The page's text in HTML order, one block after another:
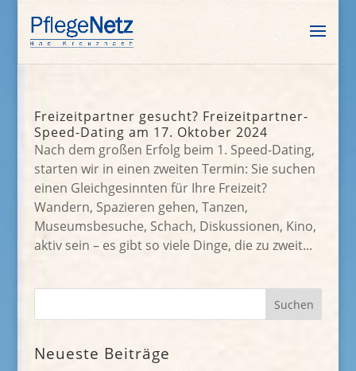
Freizeitpartner gesucht? Freizeitpartner-
Speed-Dating am 17. Oktober 2024
Nach dem großen Erfolg beim 1. Speed-Dating,
starten wir in einen zweiten Termin: Sie suchen
einen Gleichgesinnten für Ihre Freizeit?
Wandern, Spazieren gehen, Tanzen,
Museumsbesuche, Schach, Diskussionen, Kino,
aktiv sein – es gibt so viele Dinge, die zu zweit...
Neueste Beiträge